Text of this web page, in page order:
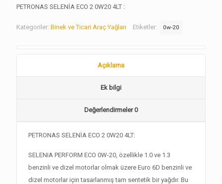
PETRONAS SELENİA ECO 2 0W20 4LT :
Kategoriler: Binek ve Ticari Araç Yağları Etiketler: 0w-20
Açıklama
Ek bilgi
Değerlendirmeler0
PETRONAS SELENİA ECO 2 0W20 4LT:
SELENIA PERFORM ECO 0W-20, özellikle 1.0 ve 1.3
benzinli ve dizel motorlar olmak üzere Euro 6D benzinli ve
dizel motorlar için tasarlanmış tam sentetik bir yağdır. Bu